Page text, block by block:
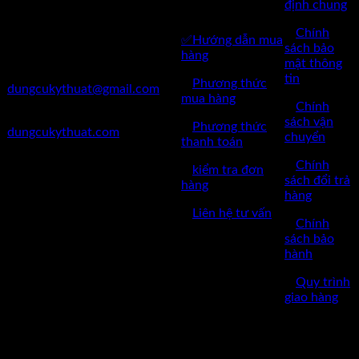
dungcukythuat@gmail.com
dungcukythuat.com
✅Hướng dẫn mua
hàng
Phương thức
mua hàng
Phương thức
thanh toán
kiểm tra đơn
hàng
Liên hệ tư vấn
định chung
Chính
sách bảo
mật thông
tin
Chính
sách vận
chuyển
Chính
sách đổi trả
hàng
Chính
sách bảo
hành
Quy trình
giao hàng